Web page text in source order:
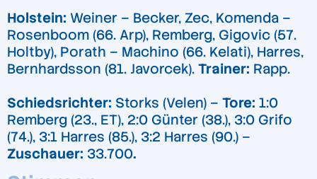
Holstein: Weiner – Becker, Zec, Komenda –
Rosenboom (66. Arp), Remberg, Gigovic (57.
Holtby), Porath – Machino (66. Kelati), Harres,
Bernhardsson (81. Javorcek). Trainer: Rapp.
Schiedsrichter: Storks (Velen) – Tore: 1:0
Remberg (23., ET), 2:0 Günter (38.), 3:0 Grifo
(74.), 3:1 Harres (85.), 3:2 Harres (90.) –
Zuschauer: 33.700.